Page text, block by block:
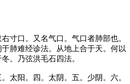
寸口。又名气口。气口者肺部也。
肺难经诊法。从地上合于天。何以
。乃弦洪毛石四法。
太阳。四。太阴。五。少阴。六。